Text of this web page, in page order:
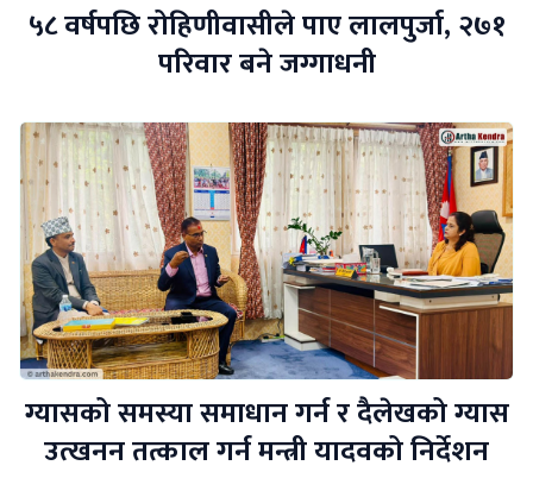
५८ वर्षपछि रोहिणीवासीले पाए लालपुर्जा, २७१
परिवार बने जग्गाधनी
ग्यासको समस्या समाधान गर्न र दैलेखको ग्यास
उत्खनन तत्काल गर्न मन्त्री यादवको निर्देशन